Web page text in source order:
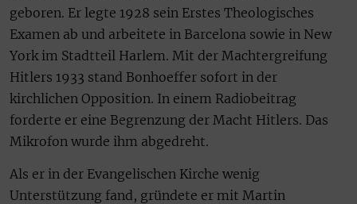
geboren. Er legte 1928 sein Erstes Theologisches
Examen ab und arbeitete in Barcelona sowie in New
York im Stadtteil Harlem. Mit der Machtergreifung
Hitlers 1933 stand Bonhoeffer sofort in der
kirchlichen Opposition. In einem Radiobeitrag
forderte er eine Begrenzung der Macht Hitlers. Das
Mikrofon wurde ihm abgedreht.
Als er in der Evangelischen Kirche wenig
Unterstützung fand, gründete er mit Martin